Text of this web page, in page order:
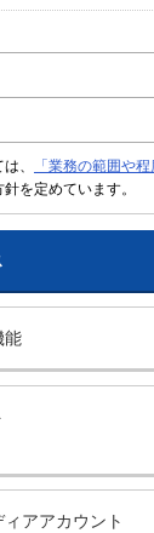
、
「業務の範囲や
を定めています。
能
アアカウント